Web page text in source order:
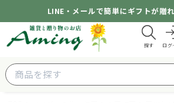
LINE・メールで簡単にギフトが贈
探す ログ